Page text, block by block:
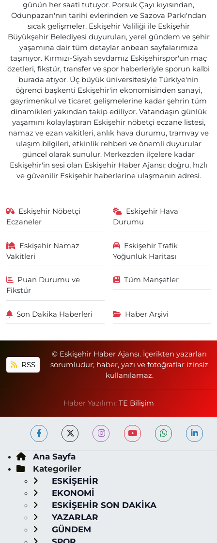
günün her saati tutuyor. Porsuk Çayı kıyısından,
Odunpazarı'nın tarihi evlerinden ve Sazova Parkı'ndan
sıcak gelişmeler, Eskişehir Valiliği ile Eskişehir
Büyükşehir Belediyesi duyuruları, yerel gündem ve şehir
yaşamına dair tüm detaylar anbean sayfalarımıza
taşınıyor. Kırmızı-Siyah sevdamız Eskişehirspor'un maç
özetleri, fikstür, transfer ve spor haberleriyle sporun kalbi
burada atıyor. Üç büyük üniversitesiyle Türkiye'nin
öğrenci başkenti Eskişehir'in ekonomisinden sanayi,
gayrimenkul ve ticaret gelişmelerine kadar şehrin tüm
dinamikleri yakından takip ediliyor. Vatandaşın günlük
yaşamını kolaylaştıran Eskişehir nöbetçi eczane listesi,
namaz ve ezan vakitleri, anlık hava durumu, tramvay ve
ulaşım bilgileri, etkinlik rehberi ve önemli duyurular
güncel olarak sunulur. Merkezden ilçelere kadar
Eskişehir'in sesi olan Eskişehir Haber Ajansı; doğru, hızlı
ve güvenilir Eskişehir haberlerine ulaşmanın adresi.
Eskişehir Nöbetçi
Eczaneler
Eskişehir Hava
Durumu
Eskişehir Namaz
Vakitleri
Eskişehir Trafik
Yoğunluk Haritası
Puan Durumu ve
Fikstür
Tüm Manşetler
Son Dakika Haberleri Haber Arşivi
RSS
© Eskişehir Haber Ajansı. İçerikten yazarları
sorumludur; haber, yazı ve fotoğraflar izinsiz
kullanılamaz.
Haber Yazılımı: TE Bilişim
Ana Sayfa
Kategoriler
ESKİŞEHİR
EKONOMİ
ESKİŞEHİR SON DAKİKA
YAZARLAR
GÜNDEM